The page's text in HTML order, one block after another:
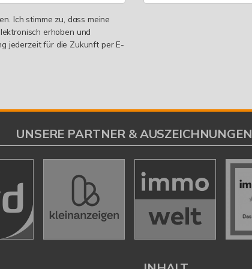
Ich stimme zu, dass meine
erhoben und
jederzeit für die Zukunft per E-
UNSERE PARTNER & AUSZEICHNUNGEN